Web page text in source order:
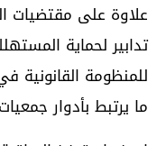
تدابير لحماية
للمنظومة
ما يرتبط بأدوار